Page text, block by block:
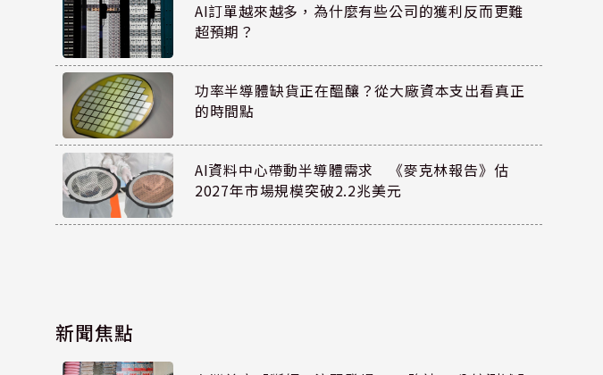
AI訂單越來越多，為什麼有些公司的獲利反而更難
超預期？
功率半導體缺貨正在醞釀？從大廠資本支出看真正
的時間點
AI資料中心帶動半導體需求 《麥克林報告》估
2027年市場規模突破2.2兆美元
新聞焦點